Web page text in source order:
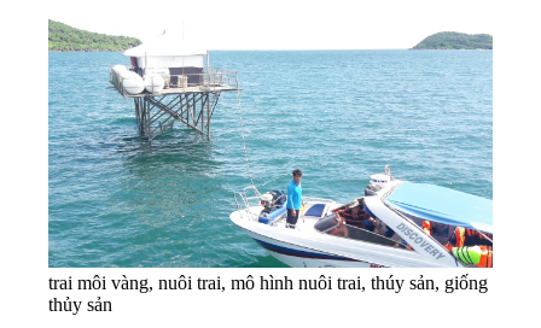
trai môi vàng, nuôi trai, mô hình nuôi trai, thúy sản, giống
thủy sản